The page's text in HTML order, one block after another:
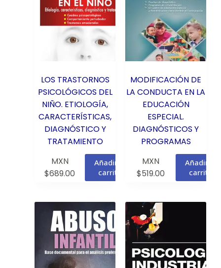
LOS TRASTORNOS
PSICOLÓGICOS DEL
NIÑO. ETIOLOGÍA,
CARACTERÍSTICAS,
DIAGNÓSTICO Y
TRATAMIENTO
MXN
$689.00
Añadir al
carrito
MODIFICACIÓN DE
LA CONDUCTA EN LA
EDUCACIÓN
ESPECIAL.
DIAGNÓSTICOS Y
PROGRAMAS
MXN
$519.00
Añadir al
carrito